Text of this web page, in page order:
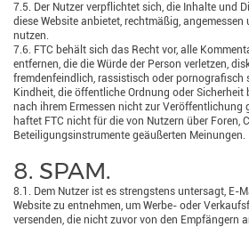
7.5. Der Nutzer verpflichtet sich, die Inhalte und
diese Website anbietet, rechtmäßig,
nutzen.
7.6. FTC behält sich das Recht vor, alle
entfernen, die die Würde der Person verletzen,
fremdenfeindlich, rassistisch oder pornografisch
Kindheit, die öffentliche Ordnung oder
nach ihrem Ermessen nicht zur Veröffentlichung
haftet FTC nicht für die von Nutzern über Foren,
Beteiligungsinstrumente geäußerten Meinungen.
8. SPAM.
8.1. Dem Nutzer ist es strengstens untersagt, E-
Website zu entnehmen, um Werbe- oder
versenden, die nicht zuvor von den Empfängern